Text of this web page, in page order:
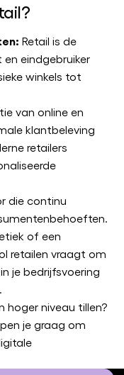
Retail is de
eindgebruiker
winkels tot
van online en
klantbeleving
retailers
die continu
of een
retailen vraagt om
je bedrijfsvoering
hoger niveau tillen?
je graag om